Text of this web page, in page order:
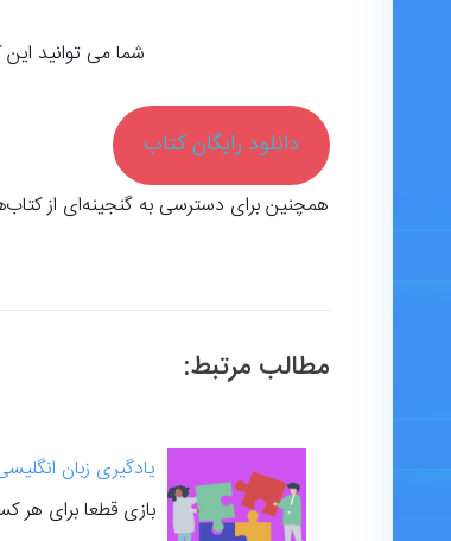
شما می توانید این
دانلود رایگان کتاب
همچنین برای دسترسی به گنجینه‌ای از
مطالب مرتبط:
یادگیری زبان
بازی قطعا برای هر